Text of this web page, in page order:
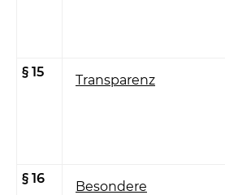
§ 15
Transparenz
§ 16
Besondere